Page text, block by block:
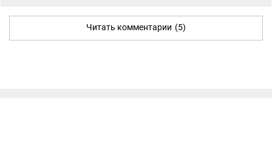
Читать комментарии (5)